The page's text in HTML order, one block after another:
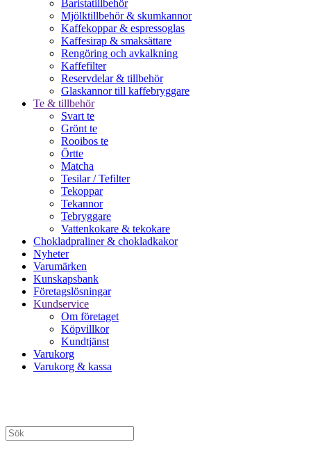
Baristatillbehör
Mjölktillbehör & skumkannor
Kaffekoppar & espressoglas
Kaffesirap & smaksättare
Rengöring och avkalkning
Kaffefilter
Reservdelar & tillbehör
Glaskannor till kaffebryggare
Te & tillbehör
Svart te
Grönt te
Rooibos te
Örtte
Matcha
Tesilar / Tefilter
Tekoppar
Tekannor
Tebryggare
Vattenkokare & tekokare
Chokladpraliner & chokladkakor
Nyheter
Varumärken
Kunskapsbank
Företagslösningar
Kundservice
Om företaget
Köpvillkor
Kundtjänst
Varukorg
Varukorg & kassa